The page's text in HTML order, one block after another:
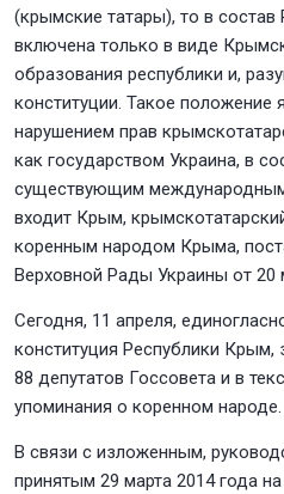
(крымские татары), то в
включена только в виде
образования республики и,
конституции. Такое положение
нарушением прав
как государством Украина, в
существующим
входит Крым,
коренным народом Крыма,
Верховной Рады Украины от 20
Сегодня, 11 апреля,
конституция Республики Крым,
88 депутатов Госсовета и в
упоминания о коренном народе.
В связи с изложенным,
принятым 29 марта 2014 года